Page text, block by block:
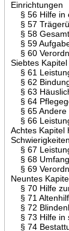
Einrichtungen
§ 56 Hilfe in
§ 57
§ 58
§ 59
§ 60
Siebtes
§ 61
§ 62
§ 63
§ 64
§ 65 Andere
§ 66
Achtes Kapitel
Schwierigkeiten
§ 67
§ 68
§ 69
Neuntes
§ 70 Hilfe
§ 71
§ 72
§ 73 Hilfe in
§ 74